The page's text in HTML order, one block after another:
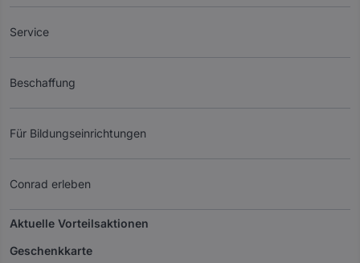
Service
Beschaffung
Für Bildungseinrichtungen
Conrad erleben
Aktuelle Vorteilsaktionen
Geschenkkarte